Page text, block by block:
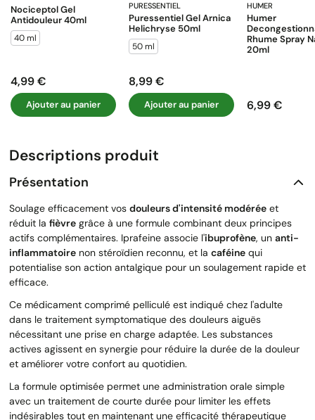
Nociceptol Gel
Antidouleur 40ml
40 ml
Prix
4,99 €
Ajouter au panier
PURESSENTIEL
Puressentiel Gel Arnica
Helichryse 50ml
50 ml
Prix
8,99 €
Ajouter au panier
HUMER
Humer
Rhume Spray
20ml
Prix
6,99 €
Descriptions produit
Présentation
Soulage efficacement vos douleurs d'intensité modérée et
réduit la fièvre grâce à une formule combinant deux principes
actifs complémentaires. Iprafeine associe l'ibuprofène, un anti-
inflammatoire non stéroïdien reconnu, et la caféine qui
potentialise son action antalgique pour un soulagement rapide et
efficace.
Ce médicament comprimé pelliculé est indiqué chez l'adulte
dans le traitement symptomatique des douleurs aiguës
nécessitant une prise en charge adaptée. Les substances
actives agissent en synergie pour réduire la durée de la douleur
et améliorer votre confort au quotidien.
La formule optimisée permet une administration orale simple
avec un traitement de courte durée pour limiter les effets
indésirables tout en maintenant une efficacité thérapeutique